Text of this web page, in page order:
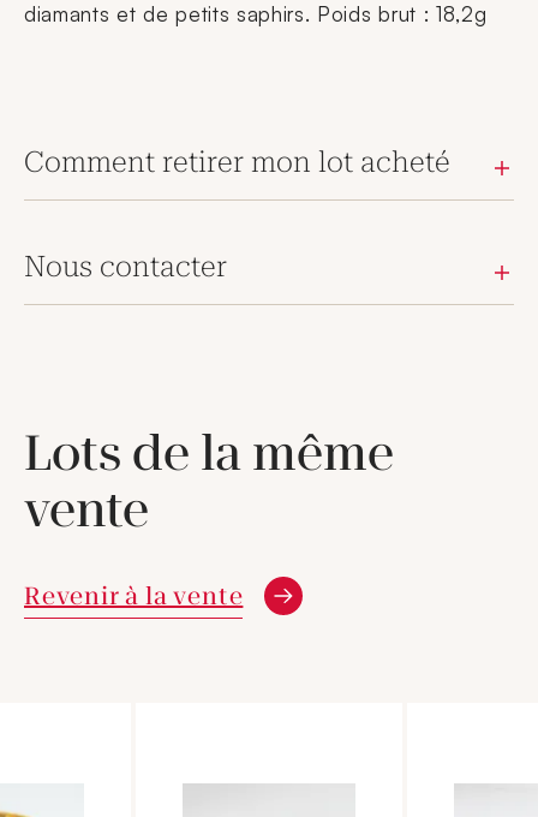
diamants et de petits saphirs. Poids brut : 18,2g
Comment retirer mon lot acheté
Nous contacter
Lots de la même
vente
Revenir à la vente